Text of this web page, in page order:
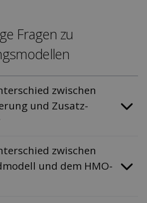
Fragen zu
zwischen
und Zusatz­
zwischen
und dem HMO-